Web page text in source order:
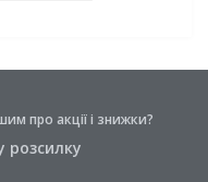
про акції і знижки?
розсилку